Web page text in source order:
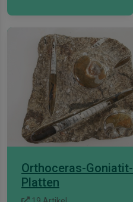
Orthoceras-Goniatit-
Platten